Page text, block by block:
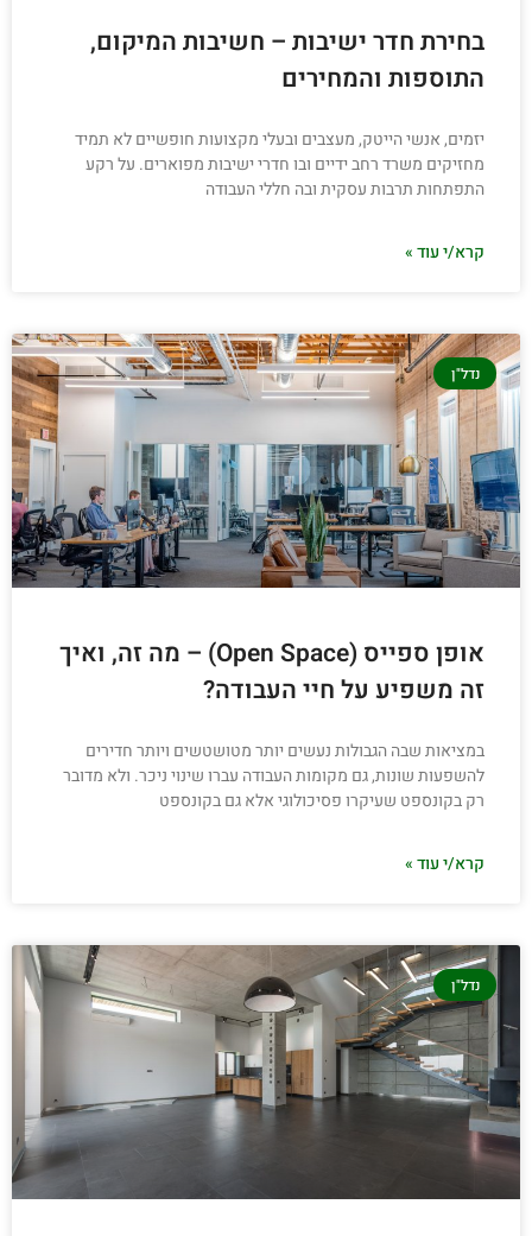
בחירת חדר ישיבות – חשיבות המיקום,
התוספות והמחירים
יזמים, אנשי הייטק, מעצבים ובעלי מקצועות חופשיים לא תמיד
מחזיקים משרד רחב ידיים ובו חדרי ישיבות מפוארים. על רקע
התפתחות תרבות עסקית ובה חללי העבודה
קרא/י עוד »
נדל"ן
אופן ספייס (Open Space) – מה זה, ואיך
זה משפיע על חיי העבודה?
במציאות שבה הגבולות נעשים יותר מטושטשים ויותר חדירים
להשפעות שונות, גם מקומות העבודה עברו שינוי ניכר. ולא מדובר
רק בקונספט שעיקרו פסיכולוגי אלא גם בקונספט
קרא/י עוד »
נדל"ן